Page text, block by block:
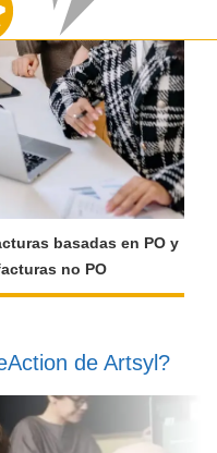
basadas en PO y
no PO
de Artsyl?